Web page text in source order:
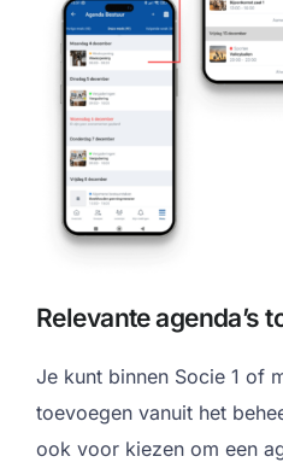
Relevante agenda’s
Je kunt binnen Socie 1 of
toevoegen vanuit het
ook voor kiezen om een